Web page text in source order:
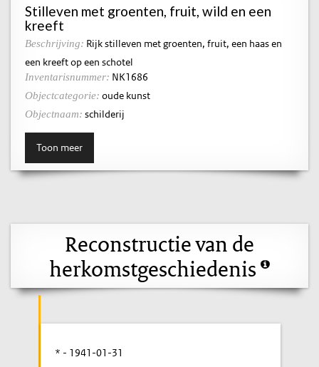
Stilleven met groenten, fruit, wild en een
kreeft
Beschrijving: Rijk stilleven met groenten, fruit, een haas en
een kreeft op een schotel
Inventarisnummer: NK1686
Objectcategorie: oude kunst
Objectnaam: schilderij
Toon meer
Reconstructie van de
herkomstgeschiedenis
* - 1941-01-31